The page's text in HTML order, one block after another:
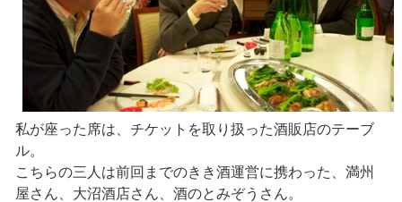
私が座った席は、チケットを取り扱った酒販店のテーブ
ル。
こちらの三人は前回までのきき酒運営に携わった、満州
屋さん、大沼酒店さん、酒のとみぞうさん。